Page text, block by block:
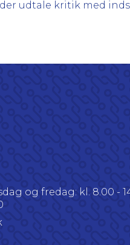
udtale kritik med
og fredag: kl. 8.00 -